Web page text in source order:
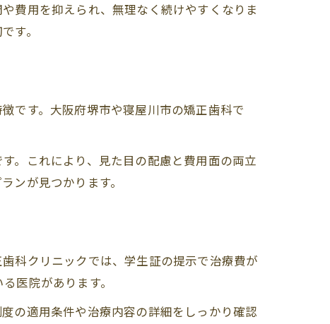
費用を抑えられ、無理なく続けやすくなりま
す。
です。大阪府堺市や寝屋川市の矯正歯科で
。これにより、見た目の配慮と費用面の両立
ンが見つかります。
科クリニックでは、学生証の提示で治療費が
医院があります。
の適用条件や治療内容の詳細をしっかり確認